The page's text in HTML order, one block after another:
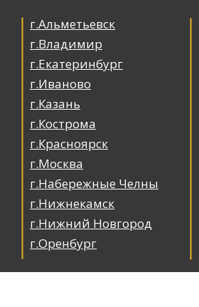
г.Альметьевск
г.Владимир
г.Екатеринбург
г.Иваново
г.Казань
г.Кострома
г.Красноярск
г.Москва
г.Набережные Челны
г.Нижнекамск
г.Нижний Новгород
г.Оренбург